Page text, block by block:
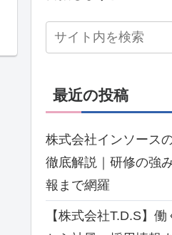
最近の投稿
株式会社インソース
徹底解説｜研修の強
報まで網羅
【株式会社T.D.S】